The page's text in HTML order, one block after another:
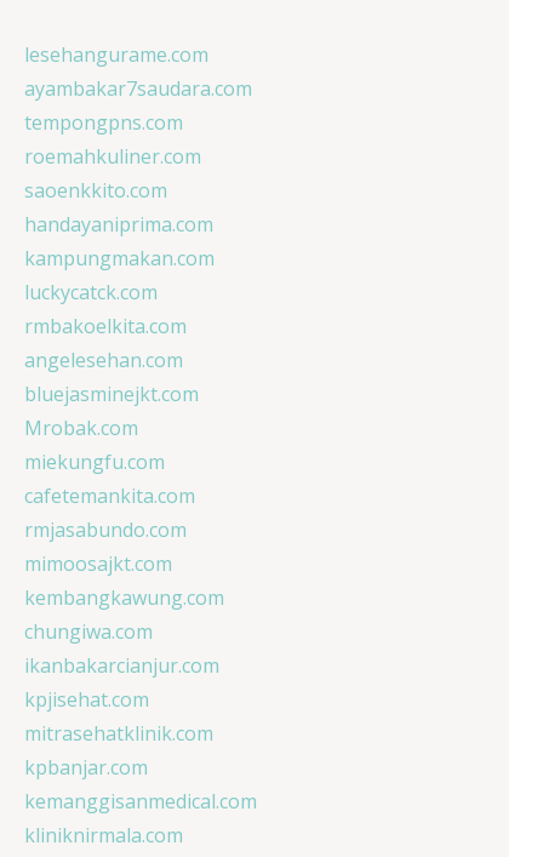
lesehangurame.com
ayambakar7saudara.com
tempongpns.com
roemahkuliner.com
saoenkkito.com
handayaniprima.com
kampungmakan.com
luckycatck.com
rmbakoelkita.com
angelesehan.com
bluejasminejkt.com
Mrobak.com
miekungfu.com
cafetemankita.com
rmjasabundo.com
mimoosajkt.com
kembangkawung.com
chungiwa.com
ikanbakarcianjur.com
kpjisehat.com
mitrasehatklinik.com
kpbanjar.com
kemanggisanmedical.com
kliniknirmala.com